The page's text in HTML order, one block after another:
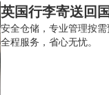
英国行李寄送回
安全仓储，专业管理按需
全程服务，省心无忧。